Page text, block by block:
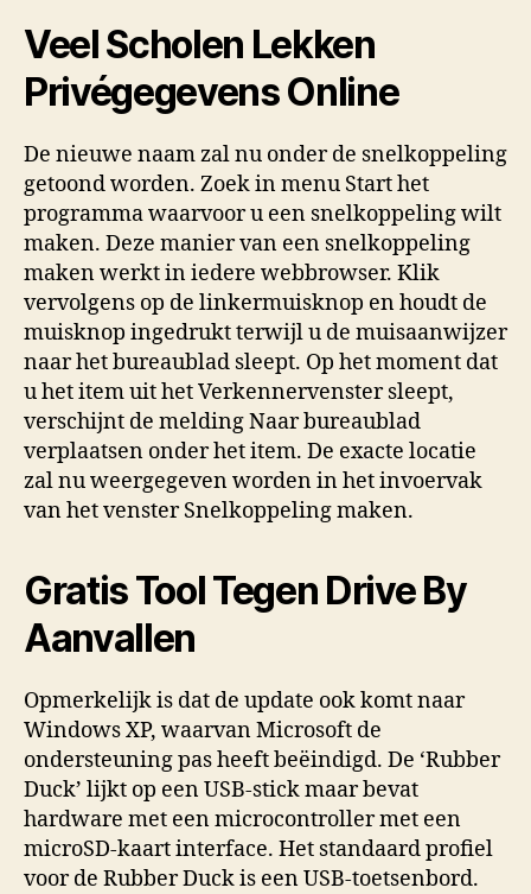
Veel Scholen Lekken
Privégegevens Online
De nieuwe naam zal nu onder de snelkoppeling
getoond worden. Zoek in menu Start het
programma waarvoor u een snelkoppeling wilt
maken. Deze manier van een snelkoppeling
maken werkt in iedere webbrowser. Klik
vervolgens op de linkermuisknop en houdt de
muisknop ingedrukt terwijl u de muisaanwijzer
naar het bureaublad sleept. Op het moment dat
u het item uit het Verkennervenster sleept,
verschijnt de melding Naar bureaublad
verplaatsen onder het item. De exacte locatie
zal nu weergegeven worden in het invoervak
van het venster Snelkoppeling maken.
Gratis Tool Tegen Drive By
Aanvallen
Opmerkelijk is dat de update ook komt naar
Windows XP, waarvan Microsoft de
ondersteuning pas heeft beëindigd. De ‘Rubber
Duck’ lijkt op een USB-stick maar bevat
hardware met een microcontroller met een
microSD-kaart interface. Het standaard profiel
voor de Rubber Duck is een USB-toetsenbord.